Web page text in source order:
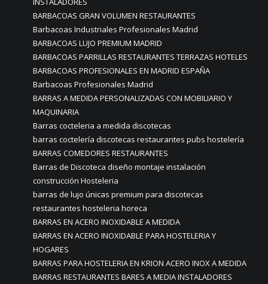
BARBACOAS GRAN VOLUMEN RESTAURANTES
Barbacoas Industriales Profesionales Madrid
BARBACOAS LUJO PREMIUM MADRID
BARBACOAS PARRILLAS RESTAURANTES TERRAZAS HOTELES
BARBACOAS PROFESIONALES EN MADRID ESPAÑA
Barbacoas Profesionales Madrid
BARRAS A MEDIDA PERSONALIZADAS CON MOBILIARIO Y
MAQUINARIA
Barras cocteleria a medida discotecas
barras coctelería discotecas restaurantes pubs hostelería
BARRAS COMEDORES RESTAURANTES
Barras de Discoteca diseño montaje instalación
construcción Hosteleria
barras de lujo únicas premium para discotecas
restaurantes hosteleria horeca
BARRAS EN ACERO INOXIDABLE A MEDIDA
BARRAS EN ACERO INOXIDABLE PARA HOSTELERIA Y
HOGARES
BARRAS PARA HOSTELERIA EN KRION ACERO INOX A MEDIDA
BARRAS RESTAURANTES BARES A MEDIA INSTALADORES